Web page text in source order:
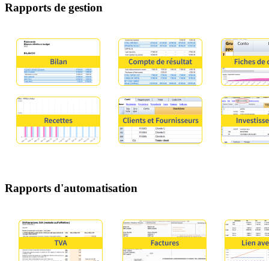
Rapports de gestion
Rapports d'automatisation